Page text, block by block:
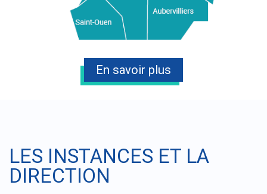
En savoir plus
LES INSTANCES ET LA
DIRECTION